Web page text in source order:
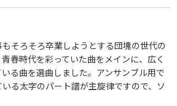
そろそろ卒業しようとする団塊の世代の
春時代を彩っていた曲をメインに、広く
る曲を選曲しました。アンサンブル用で
る太字のパート譜が主旋律ですので、ソ